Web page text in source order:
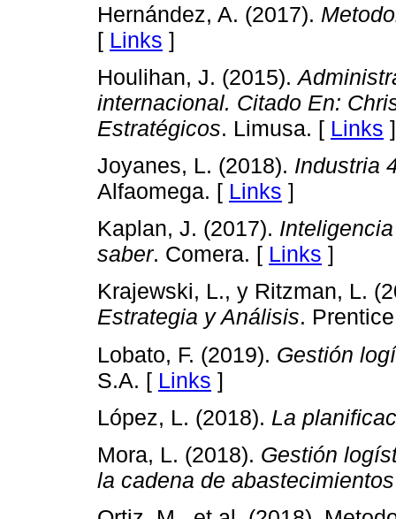
Hernández, A. (2017).
[ Links ]
Houlihan, J. (2015).
internacional. Citado En:
Estratégicos. Limusa. [ Links ]
Joyanes, L. (2018). Industria
Alfaomega. [ Links ]
Kaplan, J. (2017).
saber. Comera. [ Links ]
Krajewski, L., y Ritzman, L.
Estrategia y Análisis.
Lobato, F. (2019). Gestión
S.A. [ Links ]
López, L. (2018). La
Mora, L. (2018). Gestión
la cadena de abastecimientos